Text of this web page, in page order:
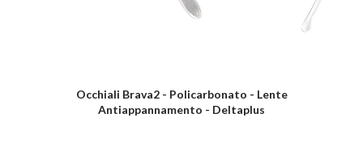
Occhiali Brava2 - Policarbonato - Lente
Antiappannamento - Deltaplus